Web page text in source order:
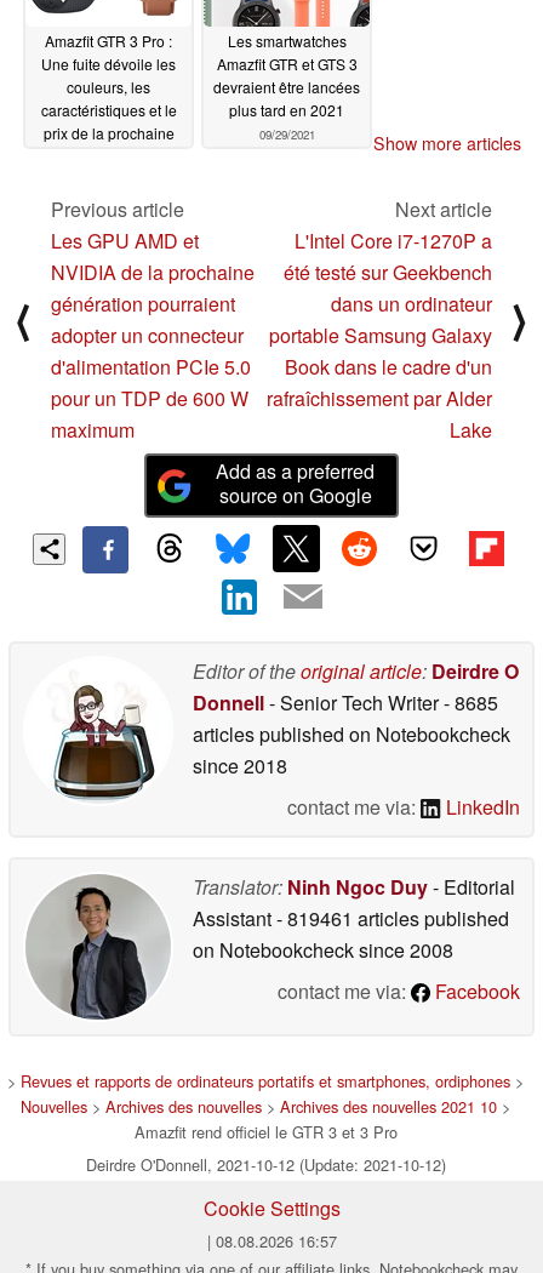
Amazfit GTR 3 Pro :
Une fuite dévoile les
couleurs, les
caractéristiques et le
prix de la prochaine
Les smartwatches
Amazfit GTR et GTS 3
devraient être lancées
plus tard en 2021
09/29/2021 Show more articles
⟨
Previous article
Les GPU AMD et
NVIDIA de la prochaine
génération pourraient
adopter un connecteur
d'alimentation PCIe 5.0
pour un TDP de 600 W
maximum
Next article
L'Intel Core i7-1270P a
été testé sur Geekbench
dans un ordinateur
portable Samsung Galaxy
Book dans le cadre d'un
rafraîchissement par Alder
Lake
⟩
Add as a preferred
source on Google
Editor of theoriginal article: Deirdre O
Donnell- Senior Tech Writer- 8685
articles published on Notebookcheck
since 2018
contact me via:
LinkedIn
Translator: Ninh Ngoc Duy- Editorial
Assistant- 819461 articles published
on Notebookchecksince 2008
contact me via:
Facebook
> Revues et rapports de ordinateurs portatifs et smartphones, ordiphones >
Nouvelles > Archives des nouvelles > Archives des nouvelles 2021 10 >
Amazfit rend officiel le GTR 3 et 3 Pro
Deirdre O'Donnell, 2021-10-12 (Update: 2021-10-12)
Cookie Settings
| 08.08.2026 16:57
* If you buy something via one of our affiliate links, Notebookcheck may